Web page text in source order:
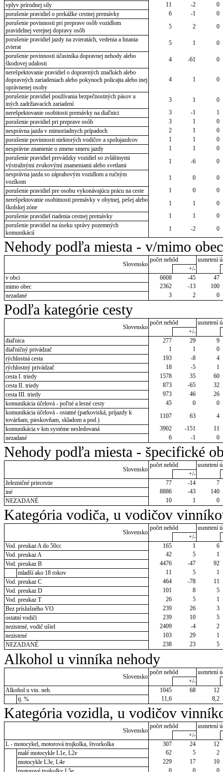
vplyv prírodnej sily
11 -2
0
porušenie pravidiel o prekážke cestnej premávky
6 -1
0
porušenie povinnosti pri preprave osôb vozidlom
pravidelnej verejnej dopravy osôb
5 2
0
porušenie pravidiel jazdy na zvieratách, vedenia a hnania
zvierat
5 1
0
porušenie povinnosti účastníka dopravnej nehody alebo
škodovej udalosti
4 -61
0
nerešpektovanie pravidiel o dopravných značkách alebo
dopravných zariadeniach alebo pokynoch policajta alebo inej
oprávnenej osoby
4 1 0
porušenie pravidiel používania bezpečnostných pásov a
iných zadržiavacích zariadení
3 1
0
nerešpektovanie osobitosti premávky na diaľnici
3 -1
1
porušenie pravidiel pri preprave osôb
3 1
0
nesprávna jazda v mimoriadnych prípadoch
2 1
0
porušenie povinnosti niektorých vodičov a spolujazdcov
1 1
0
nesprávne znamenie o zmene smeru jazdy
1 1
0
porušenie pravidiel prevádzky vozidiel so zvláštnymi
výstražnými zvukovými znameniami alebo svetlami
1 -6
0
nesprávna jazda so záprahovým vozidlom a ručným
vozíkom
1 0
0
porušenie pravidiel pre osobu vykonávajúcu prácu na ceste
1 0
0
nerešpektovanie osobitnosti premávky v obytnej, pešej alebo
školskej zóne
1 1
0
porušenie pravidiel riadenia cestnej premávky
1 1
0
porušenie pravidiel na úseku správy pozemných
komunikácií
1 -2 0
Nehody podľa miesta - v/mimo obec
Slovensko
počet nehôd
usmrtení
+/-
v obci
6608 -45
47
mimo obec
2362 -13
100
nezadané
3 2 0
Podľa kategórie cesty
Slovensko
počet nehôd
usmrtení
+/-
diaľnica
277 29
9
diaľničný privádzač
1 1
0
rýchlostná cesta
193 -8
4
rýchlostný privádzač
18 -5
1
cesta I. triedy
1578 35
60
cesta II. triedy
873 -65
32
cesta III. triedy
973 46
26
komunikácia účelová - poľné a lesné cesty
45 0
0
komunikácia účelová - ostatné (parkoviská, príjazdy k
továrňam, pieskovňam, skladom a pod.)
1107 63
4
komunikácia v km systéme nesledovaná
3902 -151
11
nezadané
6 -1 0
Nehody podľa miesta - špecifické
Slovensko
počet nehôd
usmrtení
+/-
železničné priecestie
77 -14
7
iné
8886 -43
140
NEZADANÉ
10 1 0
Kategória vodiča, u vodičov
Slovensko
počet nehôd
usmrtení
+/-
Vod. preukaz A do 50cc
165 1
6
Vod. preukaz A
42 5
1
Vod. preukaz B
4476 -47
92
mladší ako 18 rokov
11 5
1
Vod. preukaz C
464 -78
11
Vod. preukaz D
101 8
5
Vod. preukaz T
26 5
1
Bez príslušného VO
239 26
3
ostatní vodiči
239 10
5
nezistené, vodič ušiel
2409 -4
2
nezistené
103 29
1
NEZADANÉ
238 23 5
Alkohol u vinníka nehody
Slovensko
počet nehôd
usmrtení
+/-
Alkohol u vin. neh.
1045 68
12
tj. %
11,6 8,2
Kategória vozidla, u vodičov
Slovensko
počet nehôd
usmrtení
+/-
L - motocykel, motorová trojkolka, štvorkolka
307 24
12
malé motocykle L1e, L2e
62 5
2
motocykle L3e, L4e
229 17
10
0 0 0